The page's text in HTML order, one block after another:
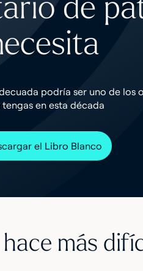
de
podría ser uno de los
tengas en esta década
el Libro Blanco
más